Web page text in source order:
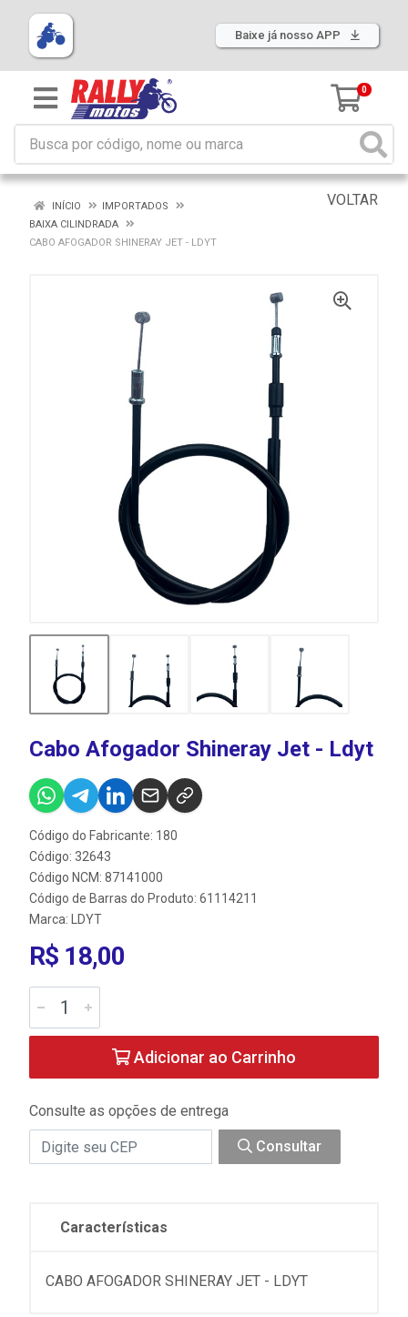
Baixe já nosso APP
0
VOLTAR
INÍCIO
IMPORTADOS
BAIXA CILINDRADA
CABO AFOGADOR SHINERAY JET - LDYT
Cabo Afogador Shineray Jet - Ldyt
Código do Fabricante: 180
Código: 32643
Código NCM: 87141000
Código de Barras do Produto: 61114211
Marca:
LDYT
R$ 18,00
Adicionar ao Carrinho
Consulte as opções de entrega
Consultar
Características
CABO AFOGADOR SHINERAY JET - LDYT